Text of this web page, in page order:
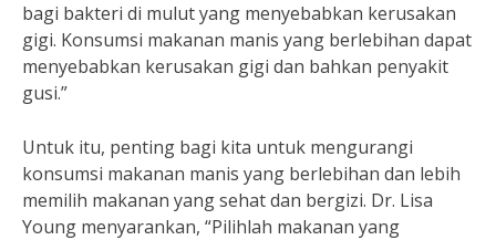
bagi bakteri di mulut yang menyebabkan kerusakan
gigi. Konsumsi makanan manis yang berlebihan dapat
menyebabkan kerusakan gigi dan bahkan penyakit
gusi.”
Untuk itu, penting bagi kita untuk mengurangi
konsumsi makanan manis yang berlebihan dan lebih
memilih makanan yang sehat dan bergizi. Dr. Lisa
Young menyarankan, “Pilihlah makanan yang